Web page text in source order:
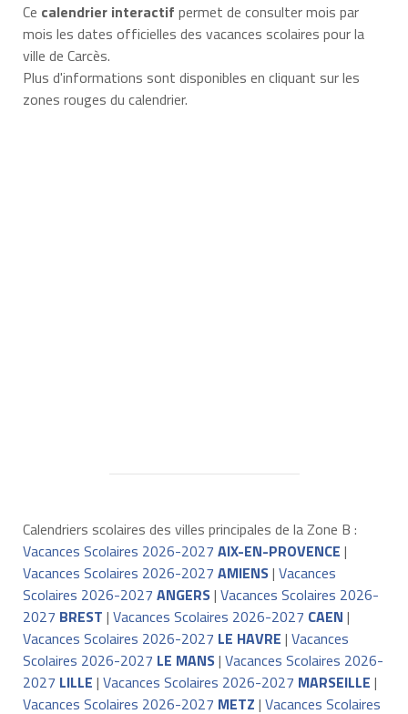
Ce calendrier interactif permet de consulter mois par
mois les dates officielles des vacances scolaires pour la
ville de Carcès.
Plus d'informations sont disponibles en cliquant sur les
zones rouges du calendrier.
Calendriers scolaires des villes principales de la Zone B :
Vacances Scolaires 2026-2027 AIX-EN-PROVENCE |
Vacances Scolaires 2026-2027 AMIENS| Vacances
Scolaires 2026-2027 ANGERS| Vacances Scolaires 2026-
2027 BREST | Vacances Scolaires 2026-2027 CAEN |
Vacances Scolaires 2026-2027 LE HAVRE | Vacances
Scolaires 2026-2027 LE MANS| Vacances Scolaires 2026-
2027 LILLE | Vacances Scolaires 2026-2027 MARSEILLE |
Vacances Scolaires 2026-2027 METZ | Vacances Scolaires